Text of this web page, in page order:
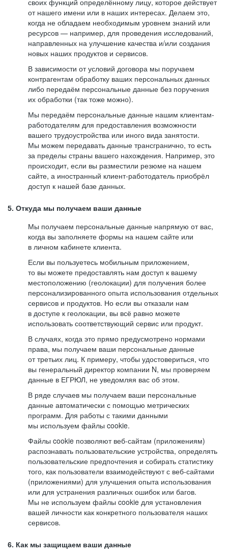
своих функций определённому лицу, которое действует
от нашего имени или в наших интересах. Делаем это,
когда не обладаем необходимым уровнем знаний или
ресурсов — например, для проведения исследований,
направленных на улучшение качества и/или создания
новых наших продуктов и сервисов.
В зависимости от условий договора мы поручаем
контрагентам обработку ваших персональных данных
либо передаём персональные данные без поручения
их обработки (так тоже можно).
Мы передаём персональные данные нашим клиентам-
работодателям для предоставления возможности
вашего трудоустройства или иного вида занятости.
Мы можем передавать данные трансгранично, то есть
за пределы страны вашего нахождения. Например, это
происходит, если вы разместили резюме на нашем
сайте, а иностранный клиент-работодатель приобрёл
доступ к нашей базе данных.
5. Откуда мы получаем ваши данные
Мы получаем персональные данные напрямую от вас,
когда вы заполняете формы на нашем сайте или
в личном кабинете клиента.
Если вы пользуетесь мобильным приложением,
то вы можете предоставлять нам доступ к вашему
местоположению (геолокации) для получения более
персонализированного опыта использования отдельных
сервисов и продуктов. Но если вы отказали нам
в доступе к геолокации, вы всё равно можете
использовать соответствующий сервис или продукт.
В случаях, когда это прямо предусмотрено нормами
права, мы получаем ваши персональные данные
от третьих лиц. К примеру, чтобы удостовериться, что
вы генеральный директор компании N, мы проверяем
данные в ЕГРЮЛ, не уведомляя вас об этом.
В ряде случаев мы получаем ваши персональные
данные автоматически с помощью метрических
программ. Для работы с такими данными
мы используем файлы cookie.
Файлы cookie позволяют веб-сайтам (приложениям)
распознавать пользовательские устройства, определять
пользовательские предпочтения и собирать статистику
того, как пользователи взаимодействуют с веб-сайтами
(приложениями) для улучшения опыта использования
или для устранения различных ошибок или багов.
Мы не используем файлы cookie для установления
вашей личности как конкретного пользователя наших
сервисов.
6. Как мы защищаем ваши данные